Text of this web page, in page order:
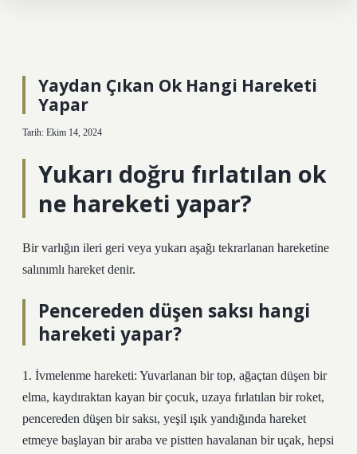
Yaydan Çıkan Ok Hangi Hareketi
Yapar
Tarih: Ekim 14, 2024
Yukarı doğru fırlatılan ok
ne hareketi yapar?
Bir varlığın ileri geri veya yukarı aşağı tekrarlanan hareketine
salınımlı hareket denir.
Pencereden düşen saksı hangi
hareketi yapar?
1. İvmelenme hareketi: Yuvarlanan bir top, ağaçtan düşen bir
elma, kaydıraktan kayan bir çocuk, uzaya fırlatılan bir roket,
pencereden düşen bir saksı, yeşil ışık yandığında hareket
etmeye başlayan bir araba ve pistten havalanan bir uçak, hepsi